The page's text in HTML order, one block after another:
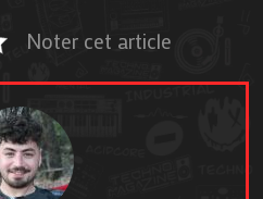
Noter cet article